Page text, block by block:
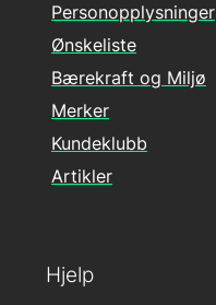
Hjelp
Personopplysninger
Ønskeliste
Bærekraft og Miljø
Merker
Kundeklubb
Artikler